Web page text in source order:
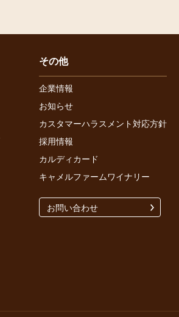
その他
企業情報
お知らせ
カスタマーハラスメント対応方針
採用情報
カルディカード
キャメルファームワイナリー
お問い合わせ